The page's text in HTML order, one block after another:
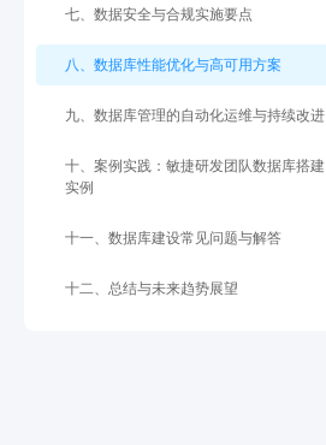
七、数据安全与合规实施要点
八、数据库性能优化与高可用方案
九、数据库管理的自动化运维与持续改进
十、案例实践：敏捷研发团队数据库搭建
实例
十一、数据库建设常见问题与解答
十二、总结与未来趋势展望